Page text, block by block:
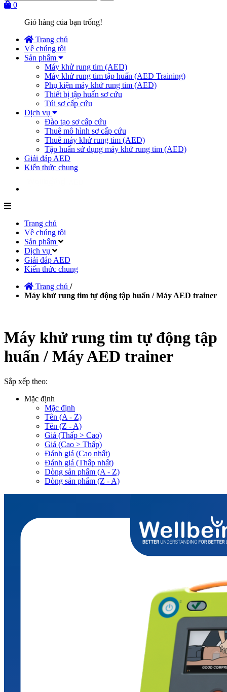
0
Giỏ hàng của bạn trống!
Trang chủ
Về chúng tôi
Sản phẩm
Máy khử rung tim (AED)
Máy khử rung tim tập huấn (AED Training)
Phụ kiện máy khử rung tim (AED)
Thiết bị tập huấn sơ cứu
Túi sơ cấp cứu
Dịch vụ
Đào tạo sơ cấp cứu
Thuê mô hình sơ cấp cứu
Thuê máy khử rung tim (AED)
Tập huấn sử dụng máy khử rung tim (AED)
Giải đáp AED
Kiến thức chung
Trang chủ
Về chúng tôi
Sản phẩm
Dịch vụ
Giải đáp AED
Kiến thức chung
Trang chủ /
Máy khử rung tim tự động tập huấn / Máy AED trainer
Máy khử rung tim tự động tập
huấn / Máy AED trainer
Sắp xếp theo:
Mặc định
Mặc định
Tên (A - Z)
Tên (Z - A)
Giá (Thấp > Cao)
Giá (Cao > Thấp)
Đánh giá (Cao nhất)
Đánh giá (Thấp nhất)
Dòng sản phẩm (A - Z)
Dòng sản phẩm (Z - A)